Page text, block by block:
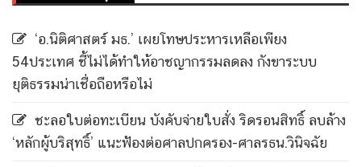
‘อ.นิติศาสตร์ มธ.’ เผยโทษประหารเหลือเพียง
54ประเทศ ชี้ไม่ได้ทำให้อาชญากรรมลดลง กังขาระบบ
ยุติธรรมน่าเชื่อถือหรือไม่
ชะลอใบต่อทะเบียน บังคับจ่ายใบสั่ง ริดรอนสิทธิ์ ลบล้าง
‘หลักผู้บริสุทธิ์’ แนะฟ้องต่อศาลปกครอง-ศาลรธน.วินิจฉัย